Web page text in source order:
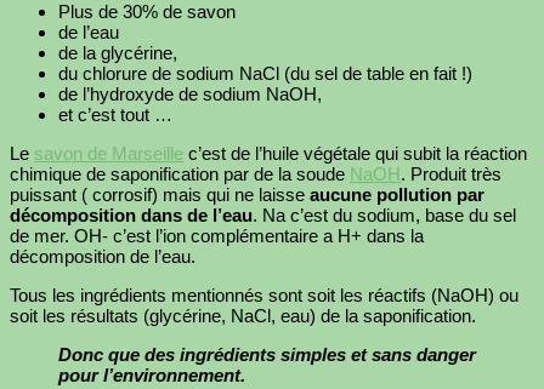
Plus de 30% de savon
de l’eau
de la glycérine,
du chlorure de sodium NaCl (du sel de table en fait !)
de l’hydroxyde de sodium NaOH,
et c’est tout …
Le savon de Marseille c’est de l’huile végétale qui subit la réaction
chimique de saponification par de la soude NaOH. Produit très
puissant ( corrosif) mais qui ne laisse aucune pollution par
décomposition dans de l’eau. Na c’est du sodium, base du sel
de mer. OH- c’est l’ion complémentaire a H+ dans la
décomposition de l’eau.
Tous les ingrédients mentionnés sont soit les réactifs (NaOH) ou
soit les résultats (glycérine, NaCl, eau) de la saponification.
Donc que des ingrédients simples et sans danger
pour l’environnement.